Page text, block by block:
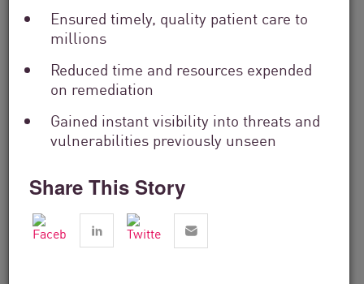
Ensured timely, quality patient care to
millions
Reduced time and resources expended
on remediation
Gained instant visibility into threats and
vulnerabilities previously unseen
Share This Story
Search
by
Keyword